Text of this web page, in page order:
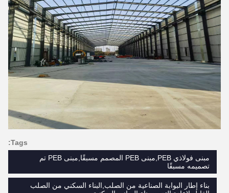
Tags:
مبنى فولاذي PEB,مبنى PEB المصمم مسبقًا,مبنى PEB تم
تصميمه مسبقًا
بناء إطار البوابة الصناعية من الصلب,البناء السكني من الصلب